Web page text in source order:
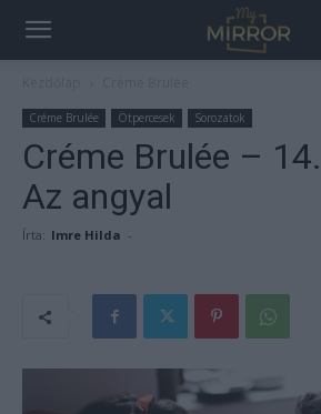
Créme Brulée Ötpercesek Sorozatok
Créme Brulée –
Az angyal
Írta: Imre Hilda -